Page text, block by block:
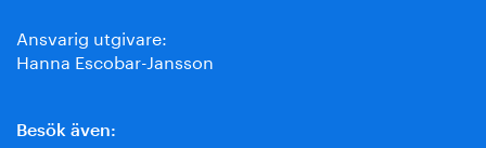
Ansvarig utgivare:
Hanna Escobar-Jansson
Besök även: